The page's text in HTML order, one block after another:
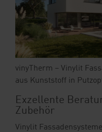
vinyTherm – Vinylit
aus Kunststoff in
Exzellente
Zubehör
Vinylit